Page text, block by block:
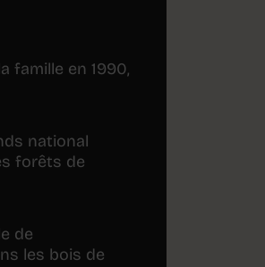
famille en 1990,
national
forêts de
de
les bois de